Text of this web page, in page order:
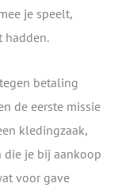
je speelt,
hadden.
betaling
de eerste missie
kledingzaak,
die je bij aankoop
voor gave